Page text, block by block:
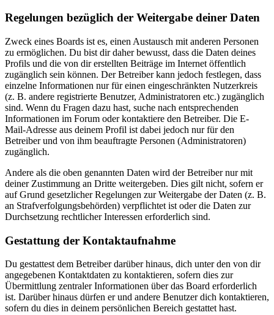
Regelungen bezüglich der Weitergabe deiner Daten
Zweck eines Boards ist es, einen Austausch mit anderen Personen
zu ermöglichen. Du bist dir daher bewusst, dass die Daten deines
Profils und die von dir erstellten Beiträge im Internet öffentlich
zugänglich sein können. Der Betreiber kann jedoch festlegen, dass
einzelne Informationen nur für einen eingeschränkten Nutzerkreis
(z. B. andere registrierte Benutzer, Administratoren etc.) zugänglich
sind. Wenn du Fragen dazu hast, suche nach entsprechenden
Informationen im Forum oder kontaktiere den Betreiber. Die E-
Mail-Adresse aus deinem Profil ist dabei jedoch nur für den
Betreiber und von ihm beauftragte Personen (Administratoren)
zugänglich.
Andere als die oben genannten Daten wird der Betreiber nur mit
deiner Zustimmung an Dritte weitergeben. Dies gilt nicht, sofern er
auf Grund gesetzlicher Regelungen zur Weitergabe der Daten (z. B.
an Strafverfolgungsbehörden) verpflichtet ist oder die Daten zur
Durchsetzung rechtlicher Interessen erforderlich sind.
Gestattung der Kontaktaufnahme
Du gestattest dem Betreiber darüber hinaus, dich unter den von dir
angegebenen Kontaktdaten zu kontaktieren, sofern dies zur
Übermittlung zentraler Informationen über das Board erforderlich
ist. Darüber hinaus dürfen er und andere Benutzer dich kontaktieren,
sofern du dies in deinem persönlichen Bereich gestattet hast.